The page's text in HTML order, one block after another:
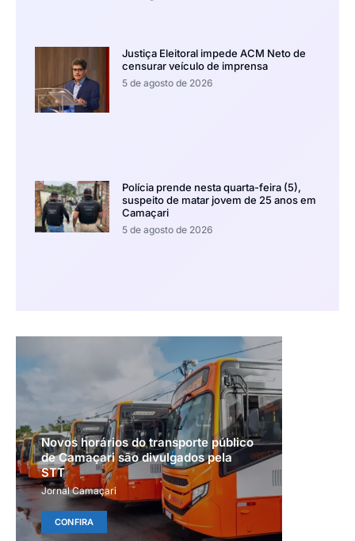
Justiça Eleitoral impede ACM Neto de
censurar veículo de imprensa
5 de agosto de 2026
Polícia prende nesta quarta-feira (5),
suspeito de matar jovem de 25 anos em
Camaçari
5 de agosto de 2026
Novos horários do transporte público
de Camaçari são divulgados pela
STT
Jornal Camaçari
CONFIRA